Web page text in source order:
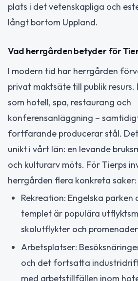
plats i det vetenskapliga och
långt bortom Uppland.
Vad herrgården betyder för
I modern tid har herrgården
privat maktsäte till publik
som hotell, spa, restaurang och
konferensanläggning –
fortfarande producerar stål.
unikt i vårt län: en levande
och kulturarv möts. För Tierps
herrgården flera konkreta saker:
Rekreation: Engelska parken
templet är populära
skolutflykter och
Arbetsplatser:
och det fortsatta
med arbetstillfällen inom